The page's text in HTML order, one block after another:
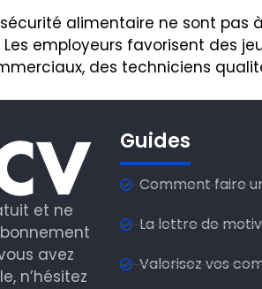
alimentaire ne sont
Les employeurs favorisent des
des techniciens
et ne
avez
n’hésitez
Guides
Comment faire
La lettre de
Valorisez vos